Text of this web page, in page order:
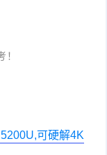
可硬解4K